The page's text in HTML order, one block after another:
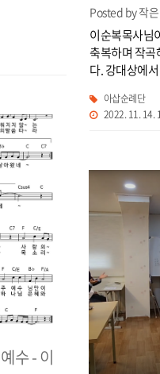
Posted by 작
이순복목사님
축복하며 작곡
다. 강대상에
아삽순례단
2022. 11. 14.
수 - 이